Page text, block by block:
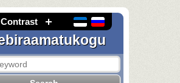
Contrast